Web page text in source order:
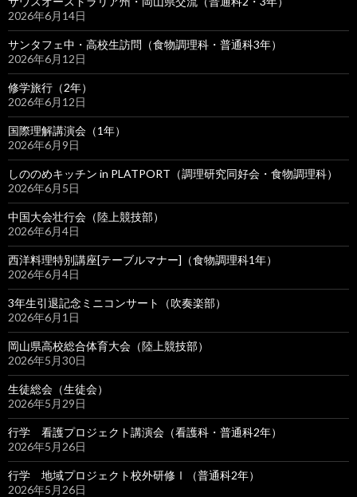
2026年6月14日
サンタフェ中・高校生訪問（食物調理科・普通科3年）
2026年6月12日
修学旅行（2年）
2026年6月12日
国際理解講演会（1年）
2026年6月9日
しののめキッチン in PLATPORT（調理研究同好会・食物調理科）
2026年6月5日
中国大会壮行会（陸上競技部）
2026年6月4日
西洋料理特別講座[テーブルマナー]（食物調理科1年）
2026年6月4日
3年生引退記念ミニコンサート（吹奏楽部）
2026年6月1日
岡山県高校総合体育大会（陸上競技部）
2026年5月30日
生徒総会（生徒会）
2026年5月29日
行学 看護プロジェクト講演会（看護科・普通科2年）
2026年5月26日
行学 地域プロジェクト校外研修Ⅰ（普通科2年）
2026年5月26日